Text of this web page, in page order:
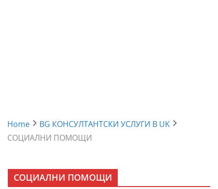
Home
BG КОНСУЛТАНТСКИ УСЛУГИ В UK
СОЦИАЛНИ ПОМОЩИ
СОЦИАЛНИ ПОМОЩИ